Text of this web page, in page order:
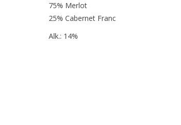
75% Merlot
25% Cabernet Franc
Alk.: 14%